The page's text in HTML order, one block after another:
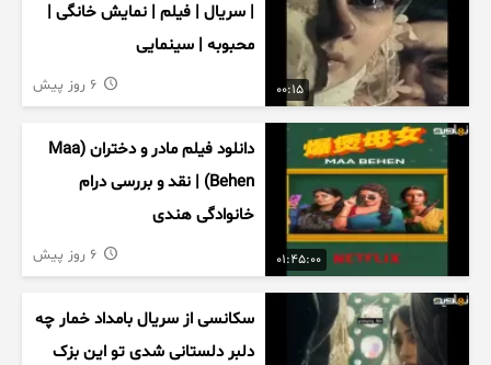
00:15
| سریال | فیلم | نمایش خانگی |
محبوبه | سینمایی
01:45:00
دانلود فیلم مادر و دختران (Maa
Behen) | نقد و بررسی درام
خانوادگی هندی
سکانسی از سریال بامداد خمار چه
دلبر دلستانی شدی تو این بزک